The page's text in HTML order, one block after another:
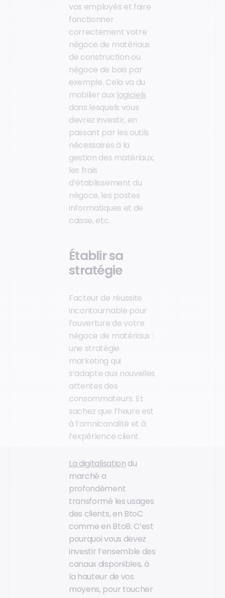
vos employés et faire
fonctionner
correctement votre
négoce de matériaux
de construction ou
négoce de bois par
exemple. Cela va du
mobilier aux logiciels
dans lesquels vous
devrez investir, en
passant par les outils
nécessaires à la
gestion des matériaux,
les frais
d’établissement du
négoce, les postes
informatiques et de
caisse, etc.
Établir sa
stratégie
Facteur de réussite
incontournable pour
l’ouverture de votre
négoce de matériaux :
une stratégie
marketing qui
s’adapte aux nouvelles
attentes des
consommateurs. Et
sachez que l’heure est
à l’omnicanalité et à
l’expérience client.
La digitalisation du
marché a
profondément
transformé les usages
des clients, en BtoC
comme en BtoB. C’est
pourquoi vous devez
investir l’ensemble des
canaux disponibles, à
la hauteur de vos
moyens, pour toucher